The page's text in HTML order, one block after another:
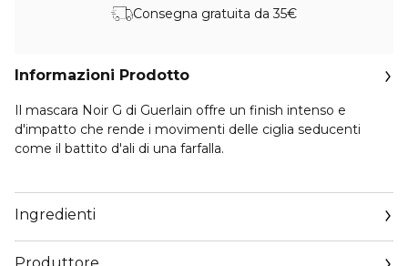
Consegna gratuita da 35€
Informazioni Prodotto
Il mascara Noir G di Guerlain offre un finish intenso e
d'impatto che rende i movimenti delle ciglia seducenti
come il battito d'ali di una farfalla.
forma delle ciglia, dona una curvatura e un volume
straordinari, con una tenuta di 24 ore¹. Un abbinamento
esclusivo di pigmenti d'eccezione, ebano e blu notte, per
Ingredienti